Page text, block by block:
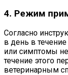
4. Режим
Согласно
в день в
или симптомы
течение этого
ветеринарным